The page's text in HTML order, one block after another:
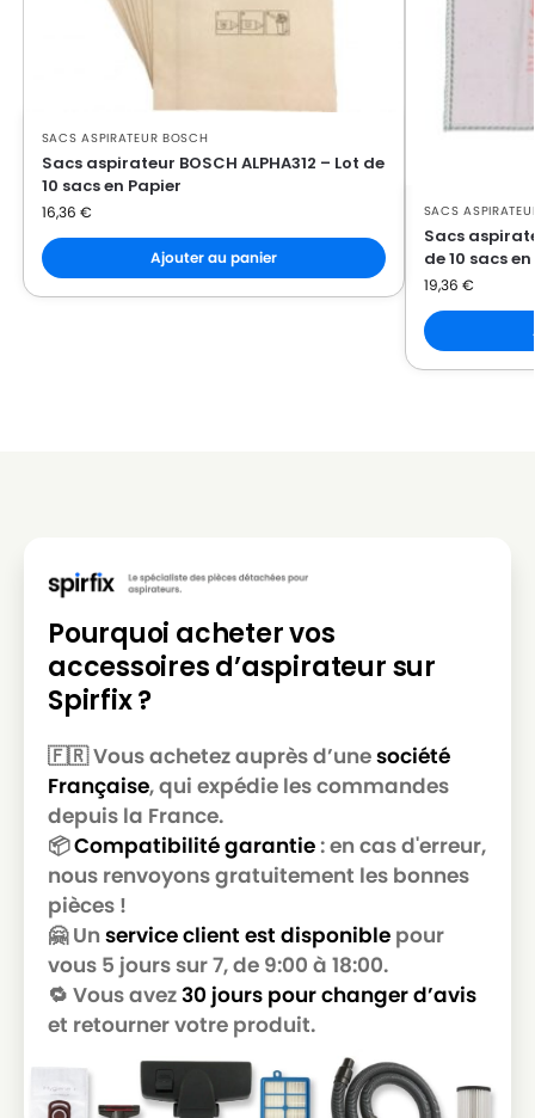
BOSCH BGL 3 C
BOSCH BGL 35
BOSCH
BOSCH BGLS4FAM
BOSCH
BOSCH BIONIC
BOSCH
BOSCH
BOSCH BIONIC HEPA PARQUET
BOSCH
BOSCH BSG 42000
BOSCH
BOSCH BSG 6….
BOSCH
BOSCH BSG 71000 à BSG 72999
BOSCH
BOSCH
BOSCH BSG71266
BOSCH
BOSCH BSGL 2
BOSCH
BOSCH BSGL 42282
BOSCH
BOSCH
BOSCH BSGL 5 S 3055
BOSCH
BOSCH BSGL 50000 à BSGL 59999
BOSCH
BOSCH BSGL 5….
BOSCH
BOSCH CASA
SACS ASPIRATEUR BOSCH
Sacs aspirateur BOSCH ALPHA312 – Lot de
10 sacs en Papier
16,36 €
Ajouter au panier
SACS
Sacs
de 10 sacs
19,36 €
Pourquoi acheter vos
accessoires d’aspirateur sur
Spirfix ?
🇫🇷 Vous achetez auprès d’unesociété
Française, qui expédie les commandes
depuis la France.
📦Compatibilité garantie: en cas d'erreur,
nous renvoyons gratuitement les bonnes
pièces !
🤗 Un service client est disponible pour
vous 5 jours sur 7, de 9:00 à 18:00.
🔁 Vous avez30 jours pour changer d’avis
et retourner votre produit.